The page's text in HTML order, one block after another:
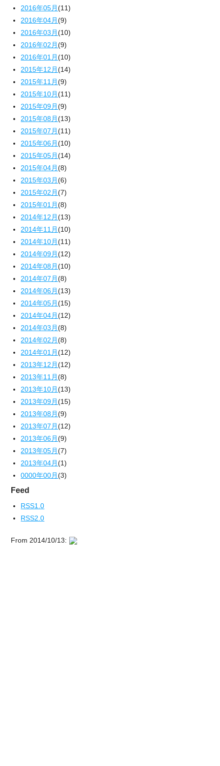
2016年05月(11)
2016年04月(9)
2016年03月(10)
2016年02月(9)
2016年01月(10)
2015年12月(14)
2015年11月(9)
2015年10月(11)
2015年09月(9)
2015年08月(13)
2015年07月(11)
2015年06月(10)
2015年05月(14)
2015年04月(8)
2015年03月(6)
2015年02月(7)
2015年01月(8)
2014年12月(13)
2014年11月(10)
2014年10月(11)
2014年09月(12)
2014年08月(10)
2014年07月(8)
2014年06月(13)
2014年05月(15)
2014年04月(12)
2014年03月(8)
2014年02月(8)
2014年01月(12)
2013年12月(12)
2013年11月(8)
2013年10月(13)
2013年09月(15)
2013年08月(9)
2013年07月(12)
2013年06月(9)
2013年05月(7)
2013年04月(1)
0000年00月(3)
Feed
RSS1.0
RSS2.0
From 2014/10/13: